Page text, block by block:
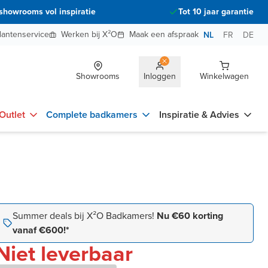
vol inspiratie
Tot 10 jaar garantie
Werken bij X²O Maak een afspraak NL FR DE
Showrooms Inloggen Winkelwagen
Complete badkamers Inspiratie & Advies
Summer deals bij X²O Badkamers! Nu €60 korting
vanaf €600!*
leverbaar